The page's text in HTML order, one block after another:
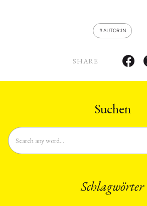
AUTOR:IN
SHARE
Suchen
Schlagwörter